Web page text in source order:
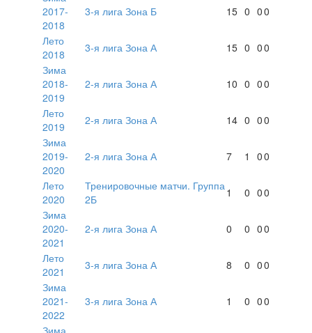
2017-
2018
3-я лига Зона Б 15 0 00
Лето
2018
3-я лига Зона А 15 0 00
Зима
2018-
2019
2-я лига Зона А 10 0 00
Лето
2019
2-я лига Зона А 14 0 00
Зима
2019-
2020
2-я лига Зона А 7 1 00
Лето
2020
Тренировочные матчи. Группа
2Б
1 0 00
Зима
2020-
2021
2-я лига Зона А 0 0 00
Лето
2021
3-я лига Зона А 8 0 00
Зима
2021-
2022
3-я лига Зона А 1 0 00
Зима